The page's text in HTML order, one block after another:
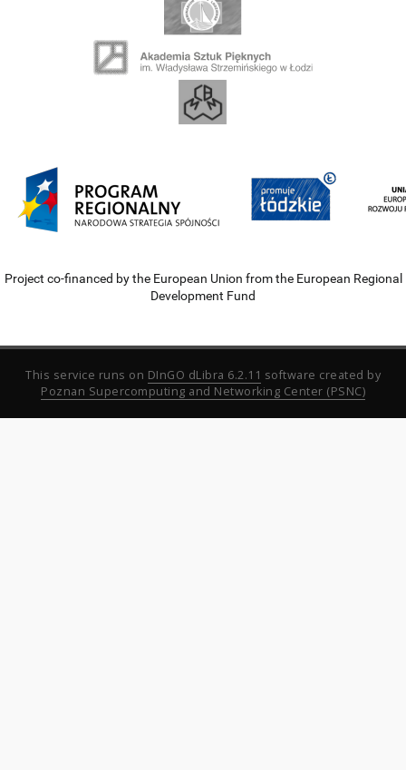
Project co-financed by the European Union from the European Regional
Development Fund
This service runs on DInGO dLibra 6.2.11 software created by
Poznan Supercomputing and Networking Center (PSNC)